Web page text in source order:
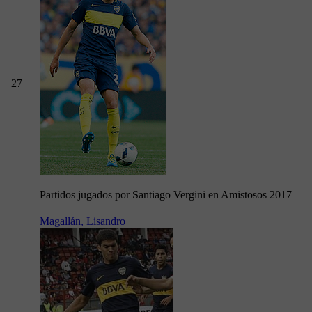
27
Partidos jugados por Santiago Vergini en Amistosos 2017
Magallán, Lisandro